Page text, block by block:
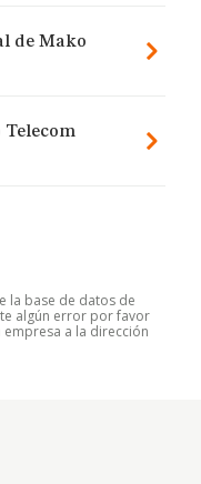
de Mako
Telecom
la base de datos de
algún error por favor
a la dirección